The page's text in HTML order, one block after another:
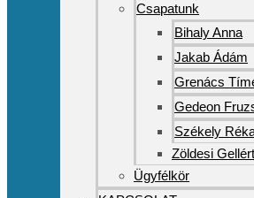
Csapatunk
Bihaly Anna
Jakab Ádám
Grenács
Gedeon
Székely
Zöldesi Gellért
Ügyfélkör